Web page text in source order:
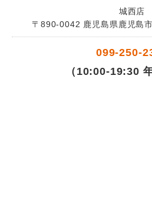
城西店
〒890-0042 鹿児島県鹿児島
099-250-
（10:00-19:30